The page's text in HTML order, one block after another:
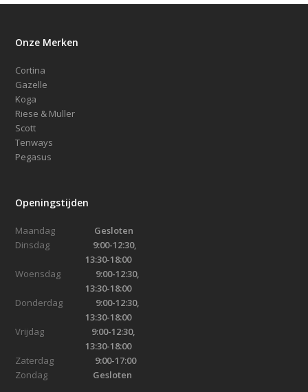
Onze Merken
Cortina
Gazelle
Koga
Riese & Muller
Scott
Tenways
Pegasus
Openingstijden
Maandag Gesloten
Dinsdag 9:00-12:30,
13:30-18:00
Woensdag
9:00-12:30,
13:30-18:00
Donderdag 9:00-12:30,
13:30-18:00
Vrijdag 9:00-12:30,
13:30-18:00
Zaterdag 9:00-17:00
Zondag Gesloten